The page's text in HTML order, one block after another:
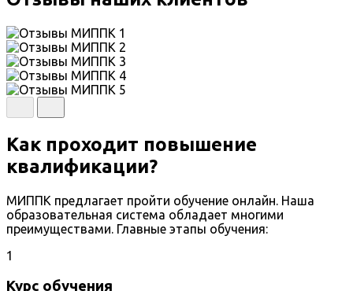
Как проходит повышение
квалификации?
МИППК предлагает пройти обучение онлайн. Наша
образовательная система обладает многими
преимуществами. Главные этапы обучения:
1
Курс обучения